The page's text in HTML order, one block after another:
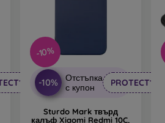
-10%
-10%
Отстъпка
с купон
PROTECT10
Sturdo Mark твърд
калъф Xiaomi Redmi 10C,